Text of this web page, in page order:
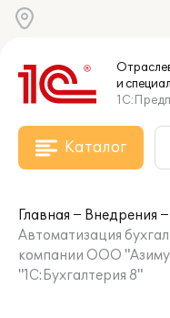
и
Каталог
Главная
Внедрения
Автоматизация
компании ООО
"1С:Бухгалтерия 8"